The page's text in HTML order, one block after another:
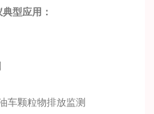
典型应用：
车颗粒物排放监测